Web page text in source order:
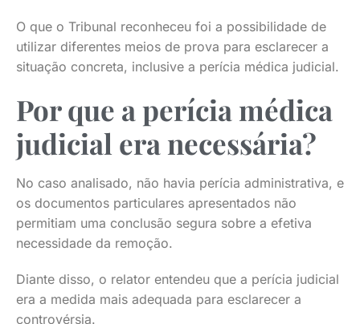
O que o Tribunal reconheceu foi a possibilidade de
utilizar diferentes meios de prova para esclarecer a
situação concreta, inclusive a perícia médica judicial.
Por que a perícia médica
judicial era necessária?
No caso analisado, não havia perícia administrativa, e
os documentos particulares apresentados não
permitiam uma conclusão segura sobre a efetiva
necessidade da remoção.
Diante disso, o relator entendeu que a perícia judicial
era a medida mais adequada para esclarecer a
controvérsia.